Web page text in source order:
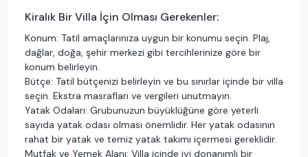
Kiralık Bir Villa İçin Olması Gerekenler:
Konum: Tatil amaçlarınıza uygun bir konumu seçin. Plaj,
dağlar, doğa, şehir merkezi gibi tercihlerinize göre bir
konum belirleyin.
Bütçe: Tatil bütçenizi belirleyin ve bu sınırlar içinde bir villa
seçin. Ekstra masrafları ve vergileri unutmayın.
Yatak Odaları: Grubunuzun büyüklüğüne göre yeterli
sayıda yatak odası olması önemlidir. Her yatak odasının
rahat bir yatak ve temiz yatak takımı içermesi gereklidir.
Mutfak ve Yemek Alanı: Villa içinde iyi donanımlı bir